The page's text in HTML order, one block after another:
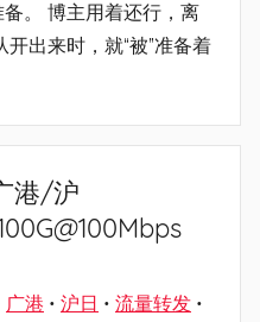
。 博主用着还行，离
出来时，就“被”准备着
港/沪
广港 • 沪日 • 流量转发 •